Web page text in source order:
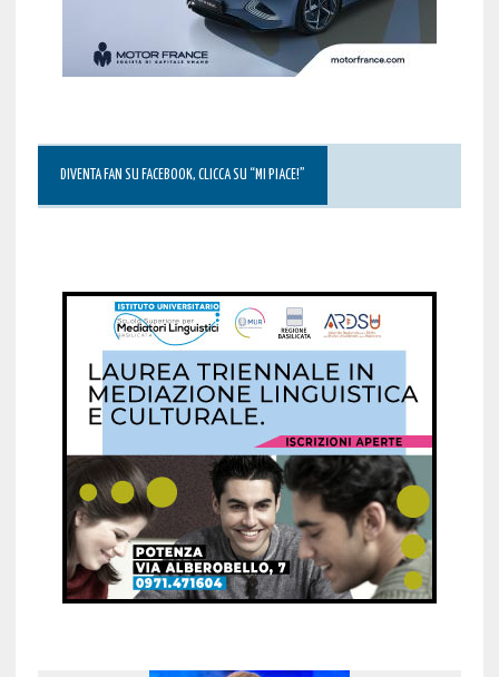
DIVENTA FAN SU FACEBOOK, CLICCA SU “MI PIACE!”